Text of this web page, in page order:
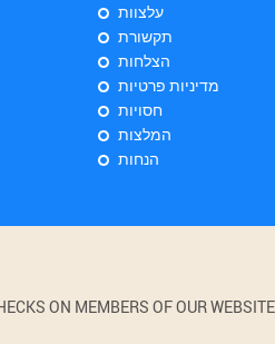
עלצוות
תקשורת
הצלחות
מדיניות פרטיות
חסויות
המלצות
הנחות
ON MEMBERS OF OUR